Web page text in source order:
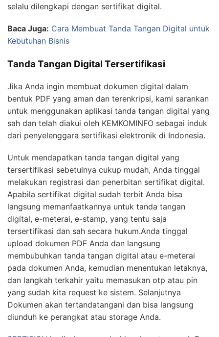
selalu dilengkapi dengan sertifikat digital.
Baca Juga: Cara Membuat Tanda Tangan Digital untuk
Kebutuhan Bisnis
Tanda Tangan Digital Tersertifikasi
Jika Anda ingin membuat dokumen digital dalam
bentuk PDF yang aman dan terenkripsi, kami sarankan
untuk menggunakan aplikasi tanda tangan digital yang
sah dan telah diakui oleh KEMKOMINFO sebagai induk
dari penyelenggara sertifikasi elektronik di Indonesia.
Untuk mendapatkan tanda tangan digital yang
tersertifikasi sebetulnya cukup mudah, Anda tinggal
melakukan registrasi dan penerbitan sertifikat digital.
Apabila sertifikat digital sudah terbit Anda bisa
langsung memanfaatkannya untuk tanda tangan
digital, e-meterai, e-stamp, yang tentu saja
tersertifikasi dan sah secara hukum.Anda tinggal
upload dokumen PDF Anda dan langsung
membubuhkan tanda tangan digital atau e-meterai
pada dokumen Anda, kemudian menentukan letaknya,
dan langkah terkahir yaitu memasukan otp atau pin
yang sudah kita request ke sistem. Selanjutnya
Dokumen akan tertandatangani dan bisa langsung
diunduh ke perangkat atau storage Anda.